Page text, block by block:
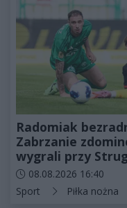
Radomiak
Zabrzanie
wygrali przy
Data dodania artykułu:
08.08.2026 16:40
Kategorie artykułu:
Sport Piłka nożna